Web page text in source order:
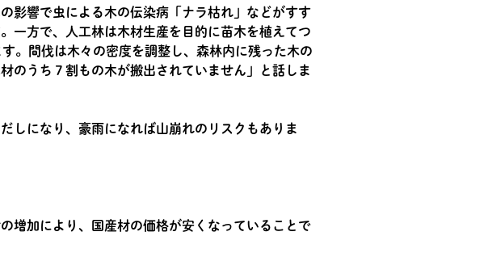
影響で虫による木の伝染病「ナラ枯れ」などがすす
一方で、人工林は木材生産を目的に苗木を植えてつ
。間伐は木々の密度を調整し、森林内に残った木の
のうち７割もの木が搬出されていません」と話しま
しになり、豪雨になれば山崩れのリスクもありま
増加により、国産材の価格が安くなっていることで